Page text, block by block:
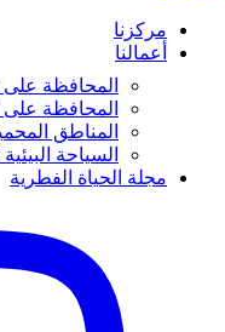
مركزنا
أعمالنا
المحافظة على
المحافظة على
المناطق
السياحة
مجلة الحياة الفطرية